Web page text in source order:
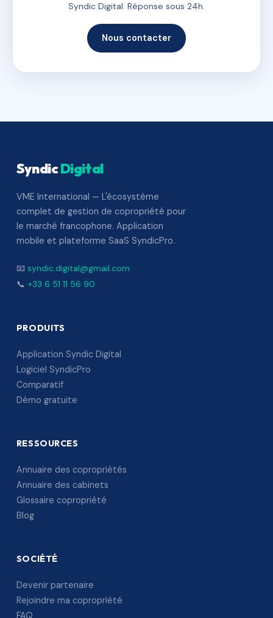
Syndic Digital. Réponse sous 24h.
Nous contacter
SyndicDigital
VME International — L'écosystème
complet de gestion de copropriété pour
le marché francophone. Application
mobile et plateforme SaaS SyndicPro.
📧 syndic.digital@gmail.com
📞 +33 6 51 11 56 90
PRODUITS
Application Syndic Digital
Logiciel SyndicPro
Comparatif
Démo gratuite
RESSOURCES
Annuaire des copropriétés
Annuaire des cabinets
Glossaire copropriété
Blog
SOCIÉTÉ
Devenir partenaire
Rejoindre ma copropriété
FAQ